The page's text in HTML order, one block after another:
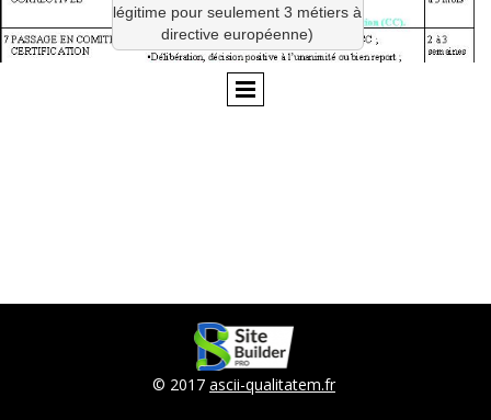
légitime pour seulement 3 métiers à
directive européenne)
© 2017 ascii-qualitatem.fr